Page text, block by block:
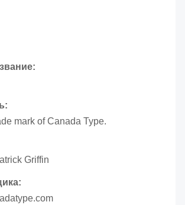
mark of Canada Type.
Griffin